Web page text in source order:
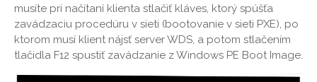
musíte pri načítaní klienta stlačiť kláves, ktorý spúšťa
zavádzaciu procedúru v sieti (bootovanie v sieti PXE), po
ktorom musí klient nájsť server WDS, a potom stlačením
tlačidla F12 spustiť zavádzanie z Windows PE Boot Image.